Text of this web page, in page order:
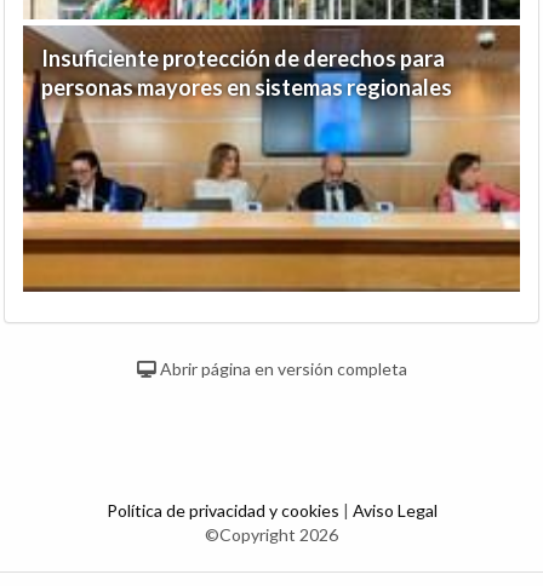
Insuficiente protección de derechos para
personas mayores en sistemas regionales
Abrir página en versión completa
Política de privacidad y cookies | Aviso Legal
©Copyright 2026